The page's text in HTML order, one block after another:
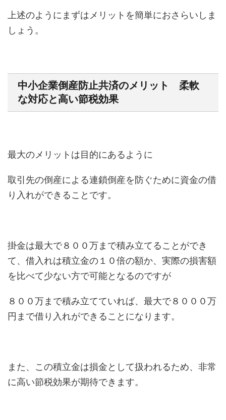
上述のようにまずはメリットを簡単におさらいしま
しょう。
中小企業倒産防止共済のメリット 柔軟
な対応と高い節税効果
最大のメリットは目的にあるように
取引先の倒産による連鎖倒産を防ぐために資金の借
り入れができることです。
掛金は最大で８００万まで積み立てることができ
て、借入れは積立金の１０倍の額か、実際の損害額
を比べて少ない方で可能となるのですが
８００万まで積み立てていれば、最大で８０００万
円まで借り入れができることになります。
また、この積立金は損金として扱われるため、非常
に高い節税効果が期待できます。